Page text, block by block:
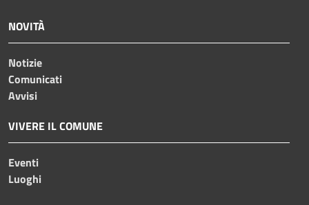
NOVITÀ
Notizie
Comunicati
Avvisi
VIVERE IL COMUNE
Eventi
Luoghi